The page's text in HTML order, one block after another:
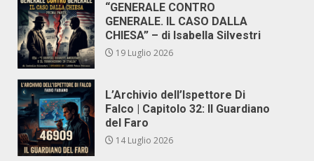
“GENERALE CONTRO
GENERALE. IL CASO DALLA
CHIESA” – di Isabella Silvestri
19 Luglio 2026
L’Archivio dell’Ispettore Di
Falco | Capitolo 32: Il Guardiano
del Faro
14 Luglio 2026